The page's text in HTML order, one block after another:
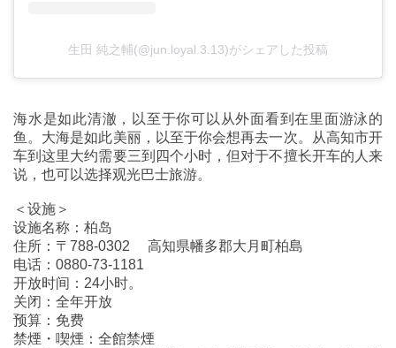
生田 純之輔(@jun.loyal.3.13)がシェアした投稿
海水是如此清澈，以至于你可以从外面看到在里面游泳的
鱼。大海是如此美丽，以至于你会想再去一次。从高知市开
车到这里大约需要三到四个小时，但对于不擅长开车的人来
说，也可以选择观光巴士旅游。
＜设施＞
设施名称：柏岛
住所：〒788-0302 高知県幡多郡大月町柏島
电话：0880-73-1181
开放时间：24小时。
关闭：全年开放
预算：免费
禁煙・喫煙：全館禁煙